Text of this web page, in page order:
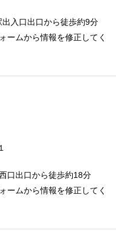
入口出口から徒歩約9分
ームから情報を修正してく
口出口から徒歩約18分
ームから情報を修正してく